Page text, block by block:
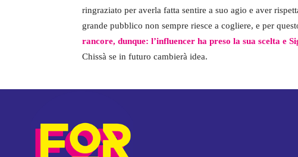
ringraziato per averla fatta sentire a suo agio e aver
grande pubblico non sempre riesce a cogliere, e per
rancore, dunque: l’influencer ha preso la sua scelta e
Chissà se in futuro cambierà idea.